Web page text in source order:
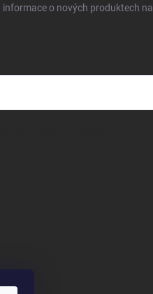
o nových produktech na